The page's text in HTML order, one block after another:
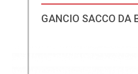
GANCIO SACCO DA